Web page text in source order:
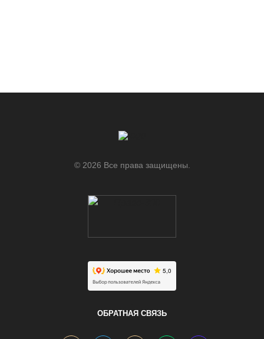
© 2026 Все права защищены.
ОБРАТНАЯ СВЯЗЬ